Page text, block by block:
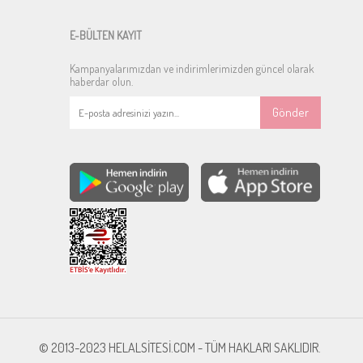
E-BÜLTEN KAYIT
Kampanyalarımızdan ve indirimlerimizden güncel olarak
haberdar olun.
Gönder
© 2013-2023 HELALSİTESİ.COM - TÜM HAKLARI SAKLIDIR.